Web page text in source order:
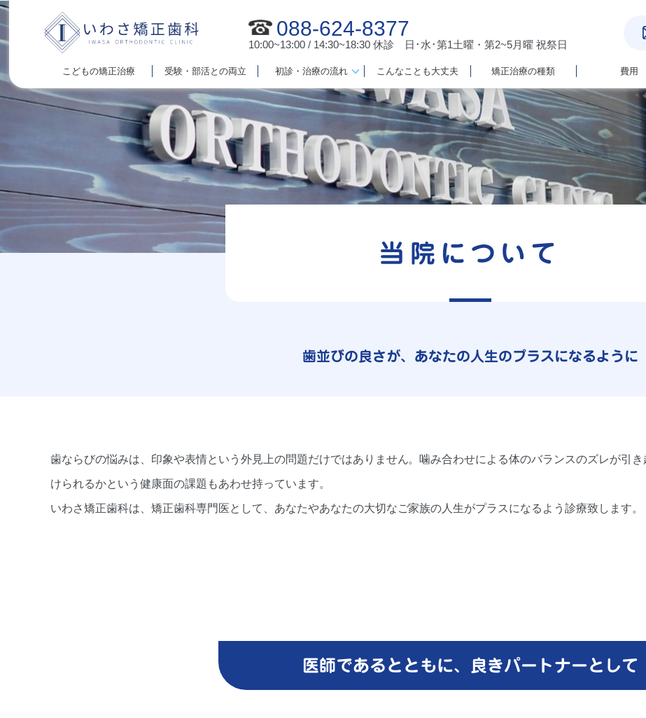
088-624-8377
10:00~13:00 / 14:30~18:30 休診 日･水･第1土曜・第2~5月曜 祝祭日
こどもの矯正治療 受験・部活との両立 初診・治療の流れ こんなことも大丈夫 矯正治療の種類 費用
当院について
歯並びの良さが、 あなたの人生のプラスになるように
歯ならびの悩みは、印象や表情という外見上の問題だけではありません。噛み合わせによる体のバランスのズレが引
けられるかという健康面の課題もあわせ持っています。
いわさ矯正歯科は、矯正歯科専門医として、あなたやあなたの大切なご家族の人生がプラスになるよう診療致します。
医師であるとともに、良きパートナーとして